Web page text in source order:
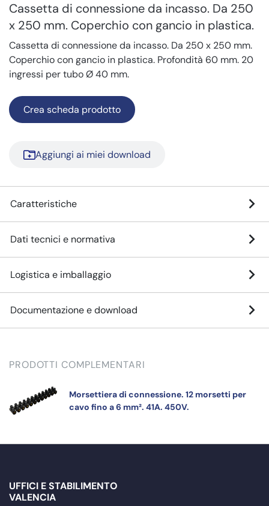
Cassetta di connessione da incasso. Da 250
x 250 mm. Coperchio con gancio in plastica.
Cassetta di connessione da incasso. Da 250 x 250 mm.
Coperchio con gancio in plastica. Profondità 60 mm. 20
ingressi per tubo Ø 40 mm.
Crea scheda prodotto
Aggiungi ai miei download
Caratteristiche
Dati tecnici e normativa
Logistica e imballaggio
Documentazione e download
PRODOTTI COMPLEMENTARI
Morsettiera di connessione. 12 morsetti per
cavo fino a 6 mm². 41A. 450V.
UFFICI E STABILIMENTO
VALENCIA